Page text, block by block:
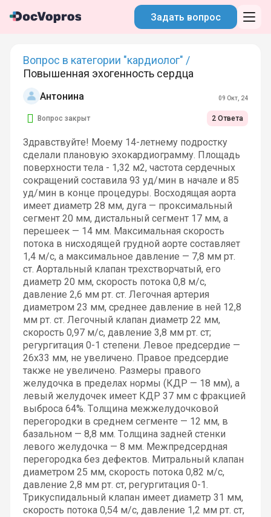
Задать вопрос
Вопрос в категории "кардиолог" /
Повышенная эхогенность сердца
Антонина 09 Окт, 24
Вопрос закрыт 2 Ответа
Здравствуйте! Моему 14-летнему подростку
сделали плановую эхокардиограмму. Площадь
поверхности тела - 1,32 м2, частота сердечных
сокращений составила 93 уд/мин в начале и 85
уд/мин в конце процедуры. Восходящая аорта
имеет диаметр 28 мм, дуга — проксимальный
сегмент 20 мм, дистальный сегмент 17 мм, а
перешеек — 14 мм. Максимальная скорость
потока в нисходящей грудной аорте составляет
1,4 м/с, а максимальное давление — 7,8 мм рт.
ст. Аортальный клапан трехстворчатый, его
диаметр 20 мм, скорость потока 0,8 м/с,
давление 2,6 мм рт. ст. Легочная артерия
диаметром 23 мм, среднее давление в ней 12,8
мм рт. ст. Легочный клапан диаметр 22 мм,
скорость 0,97 м/с, давление 3,8 мм рт. ст;
регургитация 0-1 степени. Левое предсердие —
26х33 мм, не увеличено. Правое предсердие
также не увеличено. Размеры правого
желудочка в пределах нормы (КДР — 18 мм), а
левый желудочек имеет КДР 37 мм с фракцией
выброса 64%. Толщина межжелудочковой
перегородки в среднем сегменте — 12 мм, в
базальном — 8,8 мм. Толщина задней стенки
левого желудочка — 8 мм. Межпредсердная
перегородка без дефектов. Митральный клапан
диаметром 25 мм, скорость потока 0,82 м/с,
давление 2,8 мм рт. ст, регургитация 0-1.
Трикуспидальный клапан имеет диаметр 31 мм,
скорость потока 0,54 м/с, давление 1,2 мм рт. ст,